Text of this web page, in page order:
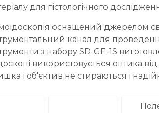
для гістологічного
оснащений джерелом
канал для проведення
з набору SD-GE-1S
використовується оптика
і об'єктив не стираються і